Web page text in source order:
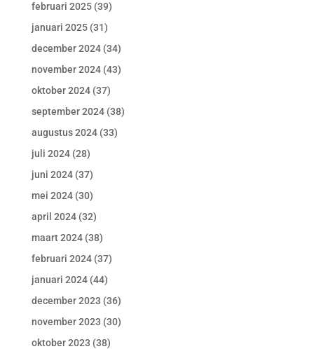
februari 2025(39)
januari 2025(31)
december 2024(34)
november 2024(43)
oktober 2024(37)
september 2024(38)
augustus 2024(33)
juli 2024(28)
juni 2024(37)
mei 2024(30)
april 2024(32)
maart 2024(38)
februari 2024(37)
januari 2024(44)
december 2023 (36)
november 2023 (30)
oktober 2023 (38)